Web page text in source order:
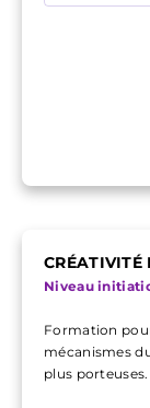
CRÉATIVITÉ
Niveau
Formation
mécanismes
plus